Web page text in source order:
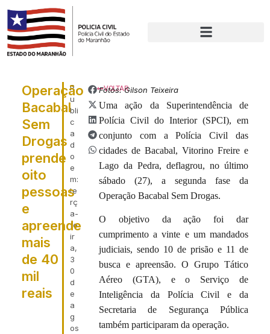
P
u
bli
c
a
d
o
e
m:
te
rç
a-
fe
ir
a,
3
0
d
e
a
g
os
Operação
Bacabal
Sem
Drogas
prende
oito
pessoas
e
apreende
mais
de 40
mil
reais
VOLTAR
Fotos: Gilson Teixeira
Uma ação da Superintendência de
Polícia Civil do Interior (SPCI), em
conjunto com a Polícia Civil das
cidades de Bacabal, Vitorino Freire e
Lago da Pedra, deflagrou, no último
sábado (27), a segunda fase da
Operação Bacabal Sem Drogas.
O objetivo da ação foi dar
cumprimento a vinte e um mandados
judiciais, sendo 10 de prisão e 11 de
busca e apreensão. O Grupo Tático
Aéreo (GTA), e o Serviço de
Inteligência da Polícia Civil e da
Secretaria de Segurança Pública
também participaram da operação.